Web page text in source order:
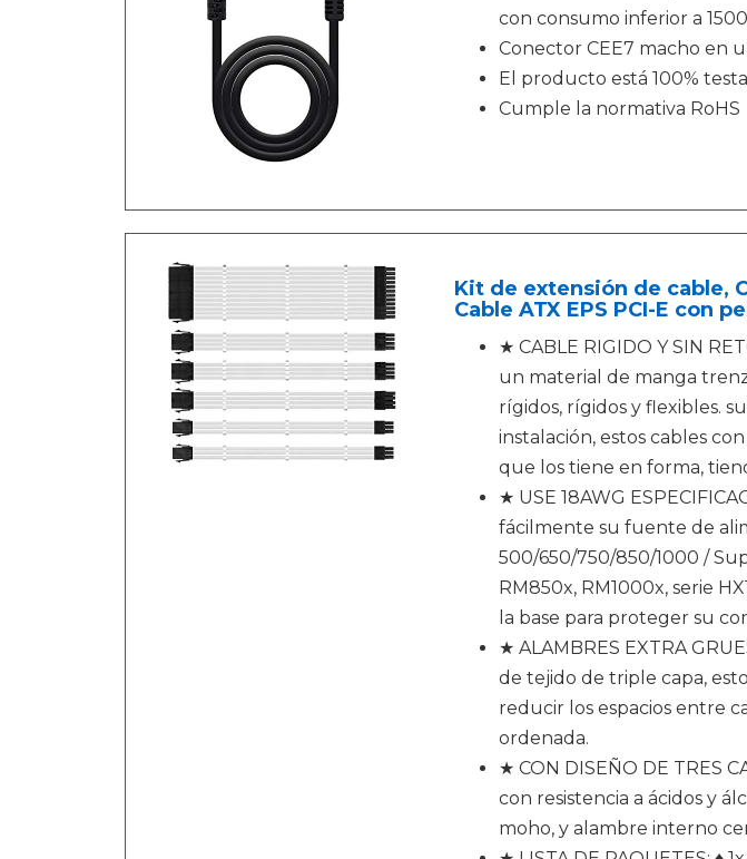
con consumo inferior a
Conector CEE7 macho en
El producto está 100%
Cumple la normativa RoHS
Kit de extensión de cable,
Cable ATX EPS PCI-E con
★ CABLE RIGIDO Y SIN
un material de manga
rígidos, rígidos y flexibles.
instalación, estos cables
que los tiene en forma,
★ USE 18AWG
fácilmente su fuente de
500/650/750/850/1000 /
RM850x, RM1000x, serie
la base para proteger su
★ ALAMBRES EXTRA
de tejido de triple capa,
reducir los espacios entre
ordenada.
★ CON DISEÑO DE TRES
con resistencia a ácidos y
moho, y alambre interno